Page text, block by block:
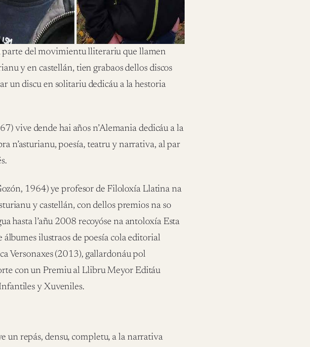
del movimientu lliterariu que llamen
y en castellán, tien grabaos dellos discos
un discu en solitariu dedicáu a la hestoria
vive dende hai años n’Alemania dedicáu a la
n’asturianu, poesía, teatru y narrativa, al par
1964) ye profesor de Filoloxía Llatina na
y castellán, con dellos premios na so
hasta l’añu 2008 recoyóse na antoloxía Esta
álbumes ilustraos de poesía cola editorial
Versonaxes (2013), gallardonáu pol
con un Premiu al Llibru Meyor Editáu
y Xuveniles.
un repás, densu, completu, a la narrativa